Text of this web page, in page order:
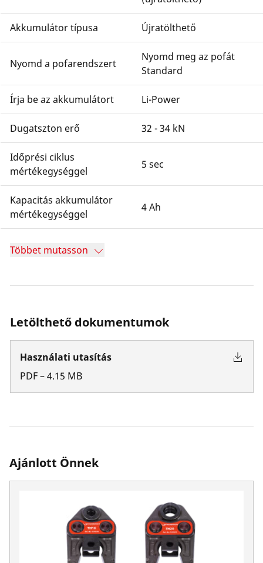
Akkumulátor típusa Újratölthető
Nyomd a pofarendszert
Nyomd meg az pofát
Standard
Írja be az akkumulátort Li-Power
Dugatszton erő 32 - 34 kN
Időprési ciklus
mértékegységgel
5 sec
Kapacitás akkumulátor
mértékegységgel
4 Ah
Többet mutasson
Letölthető dokumentumok
Használati utasítás
PDF–4.15 MB
Ajánlott Önnek